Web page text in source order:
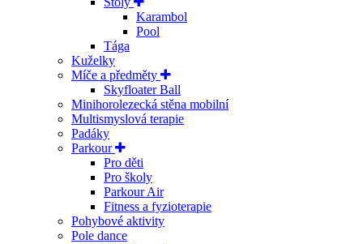
Karambol
Pool
Tága
Kuželky
Míče a předměty
Skyfloater Ball
Minihorolezecká stěna mobilní
Multismyslová terapie
Padáky
Parkour
Pro děti
Pro školy
Parkour Air
Fitness a fyzioterapie
Pohybové aktivity
Pole dance